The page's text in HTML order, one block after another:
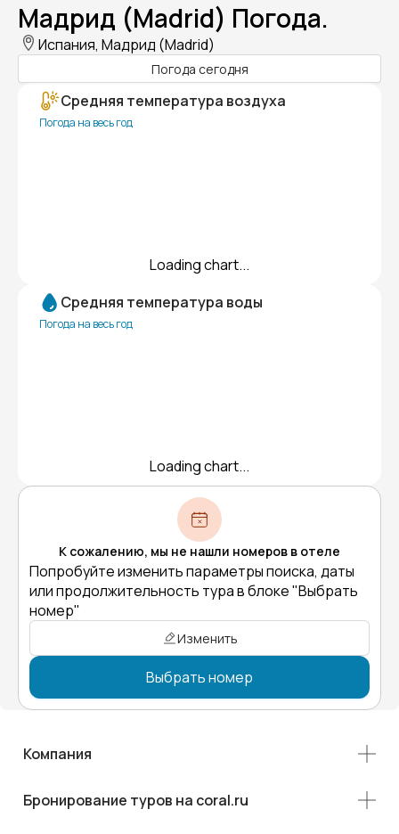
Мадрид (Madrid) Погода.
Испания, Мадрид (Madrid)
Погода сегодня
Средняя температура воздуха
Погода на весь год
Loading chart...
Средняя температура воды
Погода на весь год
Loading chart...
К сожалению, мы не нашли номеров в отеле
Попробуйте изменить параметры поиска, даты
или продолжительность тура в блоке "Выбрать
номер"
Изменить
Выбрать номер
Компания
Бронирование туров на coral.ru